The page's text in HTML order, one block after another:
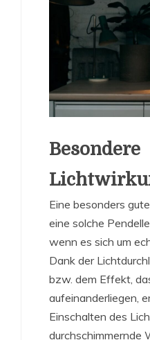
Besondere
Eine besonders
eine solche
wenn es sich um
Dank der
bzw. dem Effekt,
aufeinanderliegen,
Einschalten des
durchschimmernde